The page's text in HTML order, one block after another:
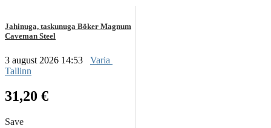
Jahinuga, taskunuga Böker Magnum
Caveman Steel
3 august 2026 14:53
Varia
Tallinn
31,20 €
Save